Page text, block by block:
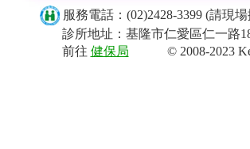
服務電話：(02)2428-3399 (請現
診所地址：基隆市仁愛區仁一路
前往 健保局 © 2008-2023